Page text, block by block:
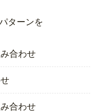
ターンを
合わせ
合わせ